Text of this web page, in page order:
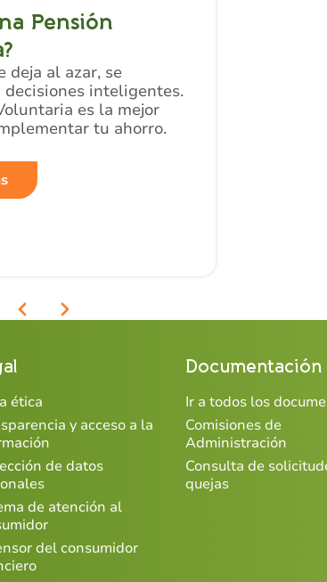
Pensión
deja al azar, se
decisiones inteligentes.
es la mejor
tu ahorro.
ética
y acceso a la
de datos
de atención al
del consumidor
Documentación
Ir a todos los
Comisiones de
Administración
Consulta de
quejas